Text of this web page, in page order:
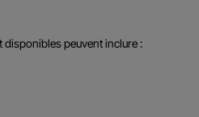
disponibles peuvent inclure :